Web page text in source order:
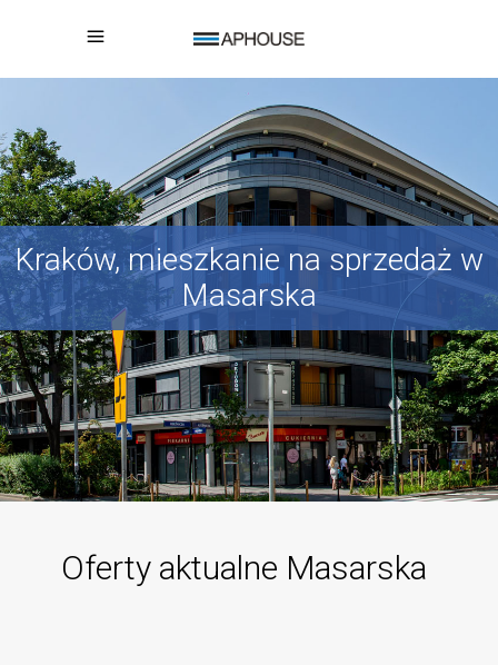
Kraków, mieszkanie na sprzedaż w
Masarska
Oferty aktualne Masarska